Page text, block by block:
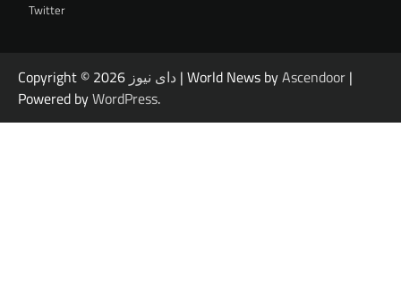
Twitter
Copyright © 2026 دای نیوز | World News byAscendoor |
Powered byWordPress.